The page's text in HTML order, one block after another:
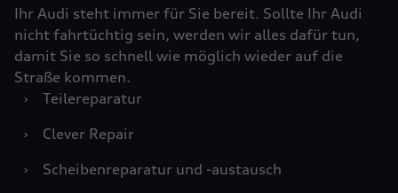
Ihr Audi steht immer für Sie bereit. Sollte Ihr Audi
nicht fahrtüchtig sein, werden wir alles dafür tun,
damit Sie so schnell wie möglich wieder auf die
Straße kommen.
›
Teilereparatur
›
Clever Repair
›
Scheibenreparatur und -austausch